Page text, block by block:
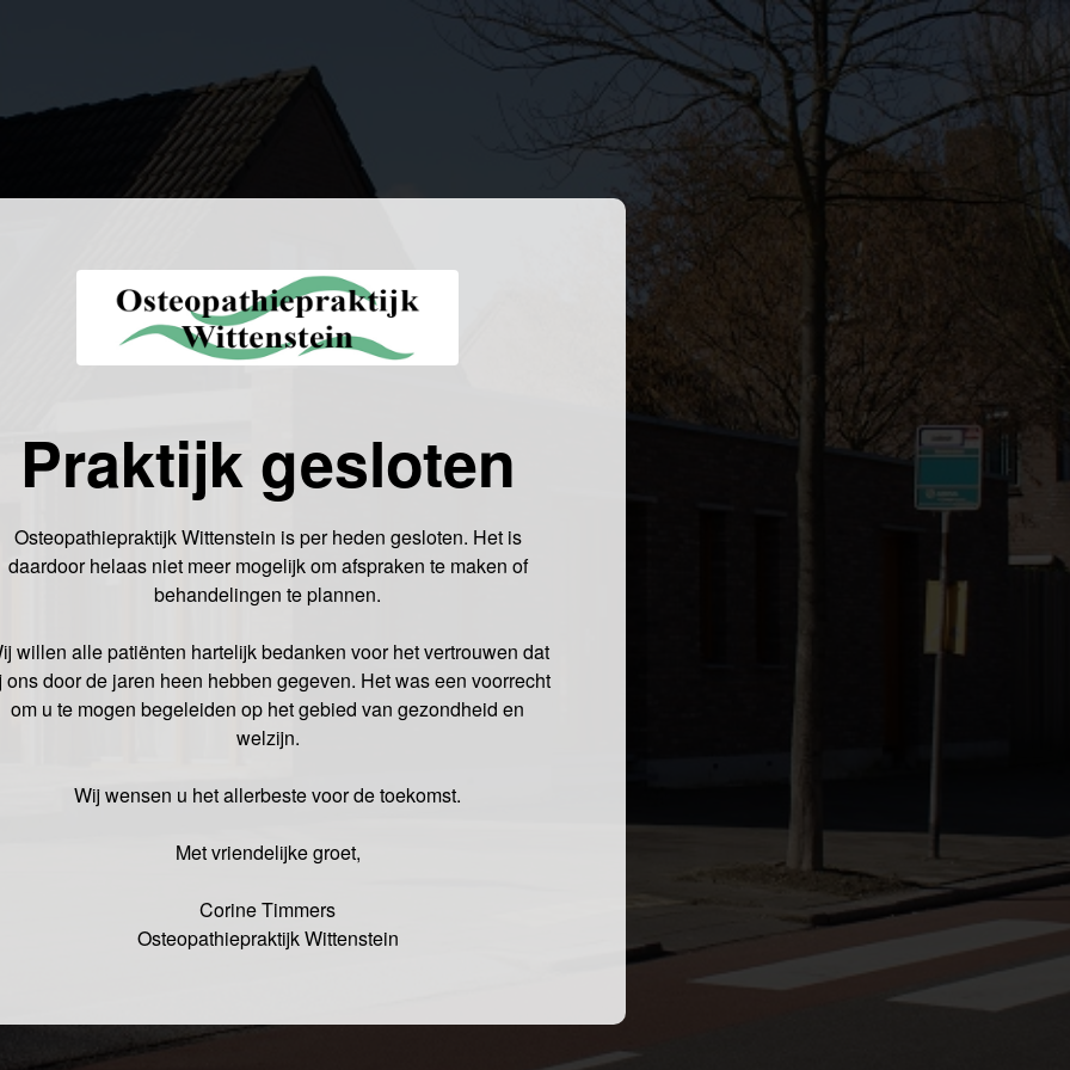
Praktijk gesloten
Osteopathiepraktijk Wittenstein is per heden gesloten. Het is
daardoor helaas niet meer mogelijk om afspraken te maken of
behandelingen te plannen.
willen alle patiënten hartelijk bedanken voor het vertrouwen dat
ons door de jaren heen hebben gegeven. Het was een voorrecht
om u te mogen begeleiden op het gebied van gezondheid en
welzijn.
Wij wensen u het allerbeste voor de toekomst.
Met vriendelijke groet,
Corine Timmers
Osteopathiepraktijk Wittenstein